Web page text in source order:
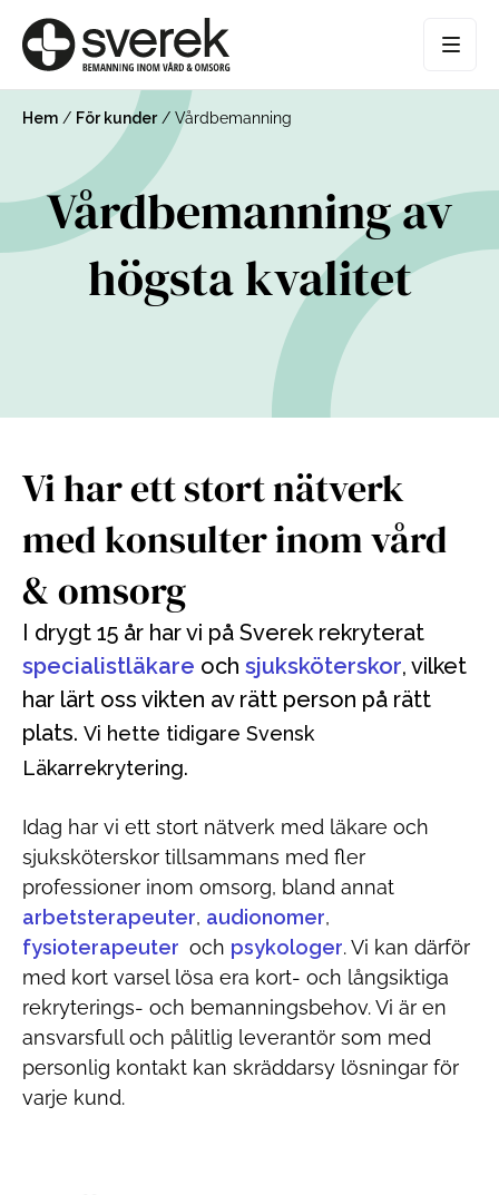
Hem / För kunder / Vårdbemanning
Vårdbemanning av
högsta kvalitet
Vi har ett stort nätverk
med konsulter inom vård
& omsorg
I drygt 15 år har vi på Sverek rekryterat
specialistläkare och sjuksköterskor, vilket
har lärt oss vikten av rätt person på rätt
plats. Vi hette tidigare Svensk
Läkarrekrytering.
Idag har vi ett stort nätverk med läkare och
sjuksköterskor tillsammans med fler
professioner inom omsorg, bland annat
arbetsterapeuter, audionomer,
fysioterapeuter och psykologer. Vi kan därför
med kort varsel lösa era kort- och långsiktiga
rekryterings- och bemanningsbehov. Vi är en
ansvarsfull och pålitlig leverantör som med
personlig kontakt kan skräddarsy lösningar för
varje kund.